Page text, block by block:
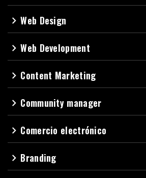
navigate_nextWeb Design
navigate_nextWeb Development
navigate_next Content Marketing
navigate_next Community manager
navigate_next Comercio electrónico
navigate_next Branding